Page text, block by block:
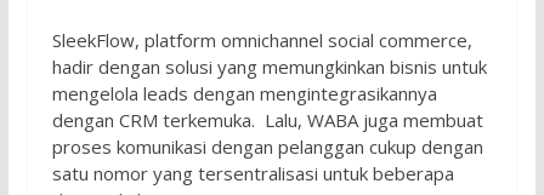
SleekFlow, platform omnichannel social commerce,
hadir dengan solusi yang memungkinkan bisnis untuk
mengelola leads dengan mengintegrasikannya
dengan CRM terkemuka. Lalu, WABA juga membuat
proses komunikasi dengan pelanggan cukup dengan
satu nomor yang tersentralisasi untuk beberapa